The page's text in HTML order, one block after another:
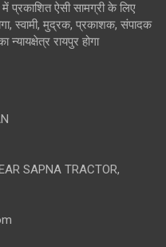
में प्रकाशित ऐसी सामग्री के लिए
स्वामी, मुद्रक, प्रकाशक, संपादक
न्यायक्षेत्र रायपुर होगा
SAPNA TRACTOR,